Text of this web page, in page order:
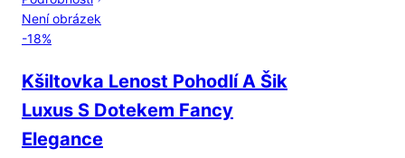
Není obrázek
-18%
Kšiltovka Lenost Pohodlí A Šik
Luxus S Dotekem Fancy
Elegance